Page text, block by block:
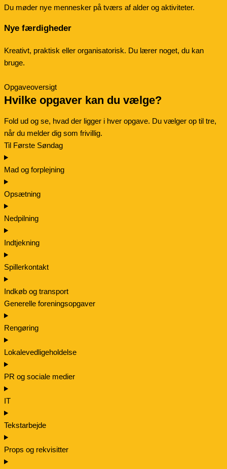
Du møder nye mennesker på tværs af alder og aktiviteter.
Nye færdigheder
Kreativt, praktisk eller organisatorisk. Du lærer noget, du kan
bruge.
Opgaveoversigt
Hvilke opgaver kan du vælge?
Fold ud og se, hvad der ligger i hver opgave. Du vælger op til tre,
når du melder dig som frivillig.
Til Første Søndag
Mad og forplejning
Opsætning
Nedpilning
Indtjekning
Spillerkontakt
Indkøb og transport
Generelle foreningsopgaver
Rengøring
Lokalevedligeholdelse
PR og sociale medier
IT
Tekstarbejde
Props og rekvisitter